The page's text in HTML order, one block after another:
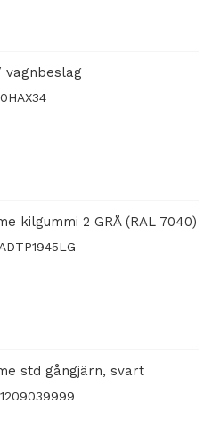
vagnbeslag
kilgummi 2 GRÅ (RAL 7040)
std gångjärn, svart